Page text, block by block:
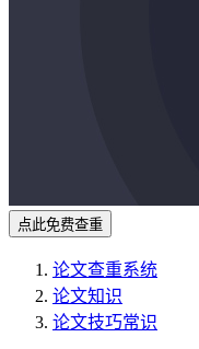
点此免费查重
论文查重系统
论文知识
论文技巧常识